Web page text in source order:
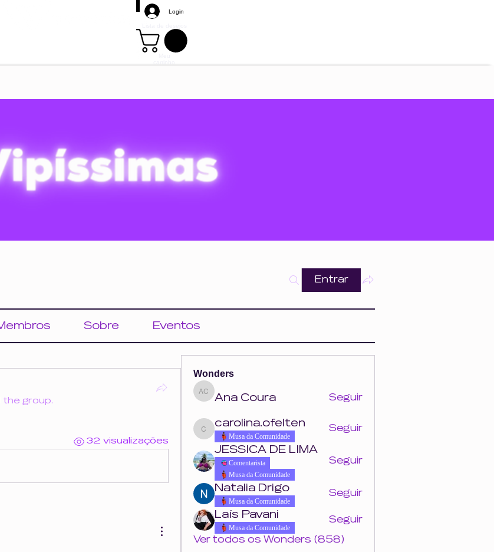
Login
Entrar
Sobre Eventos
the group.
32 visualizações
Wonders
Ana Coura
Ana Coura Seguir
carolina.ofelten
carolina.ofelten
Musa da Comunidade
Seguir
JESSICA DE LIMA
Comentarista
Musa da Comunidade
Seguir
Natalia Drigo
Musa da Comunidade
Seguir
Laís Pavani
Musa da Comunidade
Seguir
Ver todos os Wonders (858)